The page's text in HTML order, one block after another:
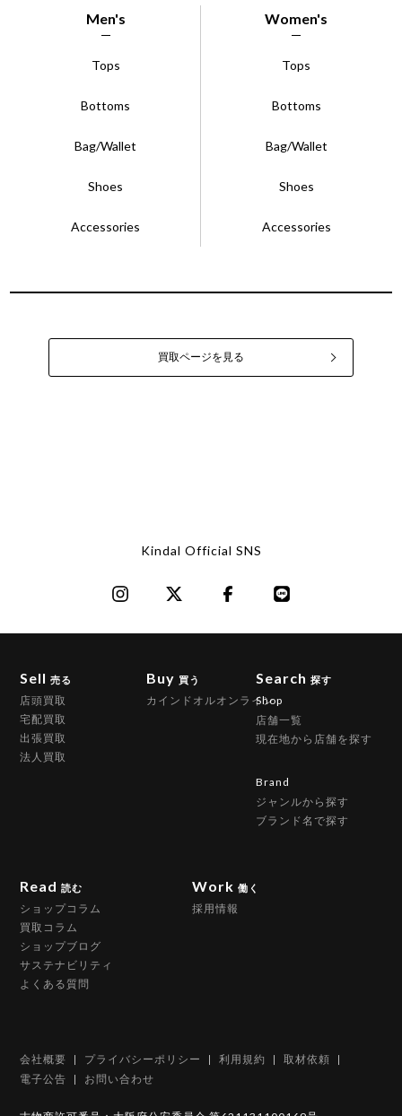
Men's
Tops
Bottoms
Bag/Wallet
Shoes
Accessories
Women's
Tops
Bottoms
Bag/Wallet
Shoes
Accessories
買取ページを見る
Kindal Official SNS
Sell売る
店頭買取
宅配買取
出張買取
法人買取
Buy 買う
カインドオルオンライン
Search 探す
Shop
店舗一覧
現在地から店舗を探す
Brand
ジャンルから探す
ブランド名で探す
Read読む
ショップコラム
買取コラム
ショップブログ
サステナビリティ
よくある質問
Work 働く
採用情報
会社概要 プライバシーポリシー 利用規約
取材依頼
電子公告
お問い合わせ